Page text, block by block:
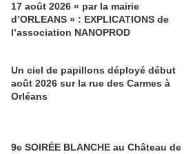
17 août 2026 « par la mairie
d’ORLEANS » : EXPLICATIONS de
l’association NANOPROD
Un ciel de papillons déployé début
août 2026 sur la rue des Carmes à
Orléans
9e SOIRÉE BLANCHE au Château de